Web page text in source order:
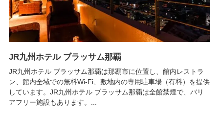
JR九州ホテル ブラッサム那覇
JR九州ホテル ブラッサム那覇は那覇市に位置し、館内レストラ
ン、館内全域での無料Wi-Fi、敷地内の専用駐車場（有料）を提供
しています。JR九州ホテル ブラッサム那覇は全館禁煙で、バリ
アフリー施設もあります。...